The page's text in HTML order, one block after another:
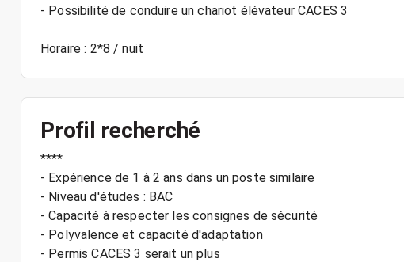
- Possibilité de conduire un chariot élévateur CACES 3
Profil recherché
****
- Expérience de 1 à 2 ans dans un poste similaire
- Niveau d'études : BAC
- Capacité à respecter les consignes de sécurité
- Polyvalence et capacité d'adaptation
- Permis CACES 3 serait un plus